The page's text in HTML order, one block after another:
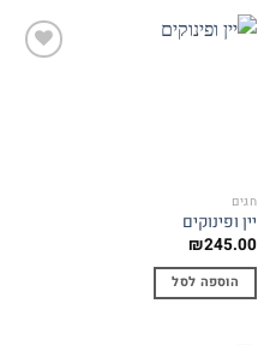
חגים
יין ופינוקים
₪245.00
הוספה לסל